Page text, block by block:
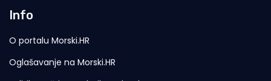
Info
O portalu Morski.HR
Oglašavanje na Morski.HR